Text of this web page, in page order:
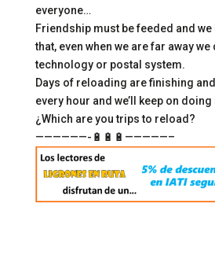
everyone…
Friendship must be feeded and
that, even when we are far away
technology or postal system.
Days of reloading are finishing
every hour and we’ll keep on
¿Which are you trips to reload?
——————-🔋🔋🔋—————–